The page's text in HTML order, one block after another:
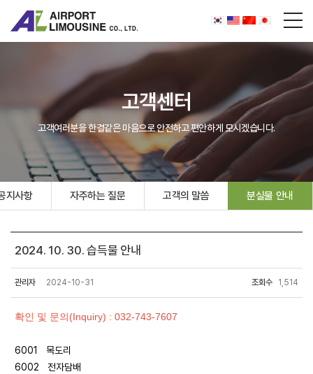
고객센터
고객여러분을 한결같은 마음으로 안전하고 편안하게 모시겠습니다.
지사항 자주하는 질문 고객의 말씀 분실물 안내
2024. 10. 30. 습득물 안내
관리자 2024-10-31 조회수 1,514
확인 및 문의(Inquiry) : 032-743-7607
6001 목도리
6002 전자담배